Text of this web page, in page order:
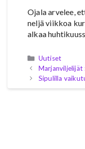
Ojala arvelee,
neljä viikkoa
alkaa
Kategoriat
Uutiset
Marjanviljelijät
Sipulilla